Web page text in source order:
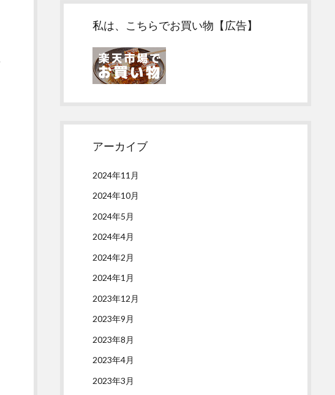
私は、こちらでお買い物【広告】
アーカイブ
2024年11月
2024年10月
2024年5月
2024年4月
2024年2月
2024年1月
2023年12月
2023年9月
2023年8月
2023年4月
2023年3月